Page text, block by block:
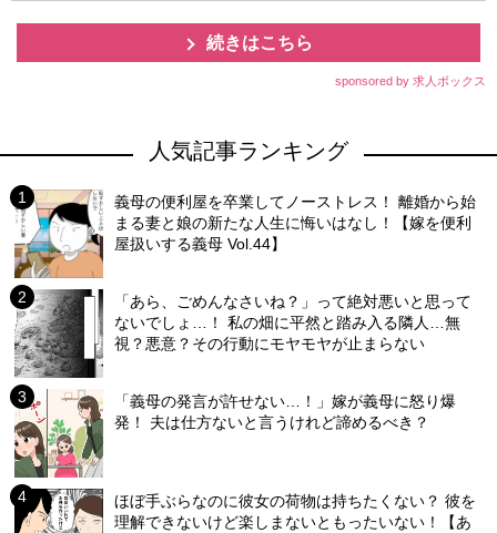
続きはこちら
sponsored by 求人ボックス
人気記事ランキング
義母の便利屋を卒業してノーストレス！ 離婚から始
まる妻と娘の新たな人生に悔いはなし！【嫁を便利
屋扱いする義母 Vol.44】
「あら、ごめんなさいね？」って絶対悪いと思って
ないでしょ…！ 私の畑に平然と踏み入る隣人…無
視？悪意？その行動にモヤモヤが止まらない
「義母の発言が許せない…！」嫁が義母に怒り爆
発！ 夫は仕方ないと言うけれど諦めるべき？
ほぼ手ぶらなのに彼女の荷物は持ちたくない？ 彼を
理解できないけど楽しまないともったいない！【あ